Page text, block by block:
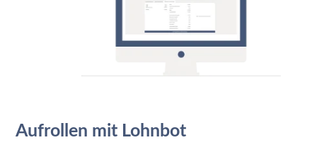
Aufrollen mit Lohnbot